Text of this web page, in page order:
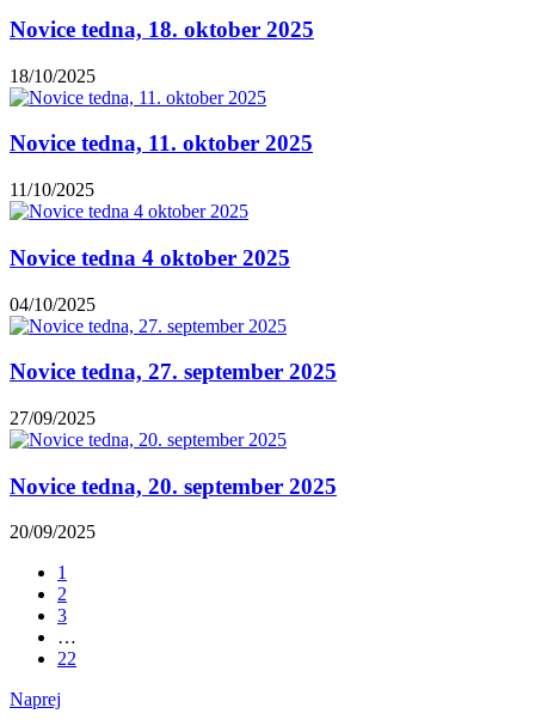
Novice tedna, 18. oktober 2025
18/10/2025
Novice tedna, 11. oktober 2025
11/10/2025
Novice tedna 4 oktober 2025
04/10/2025
Novice tedna, 27. september 2025
27/09/2025
Novice tedna, 20. september 2025
20/09/2025
1
2
3
…
22
Naprej